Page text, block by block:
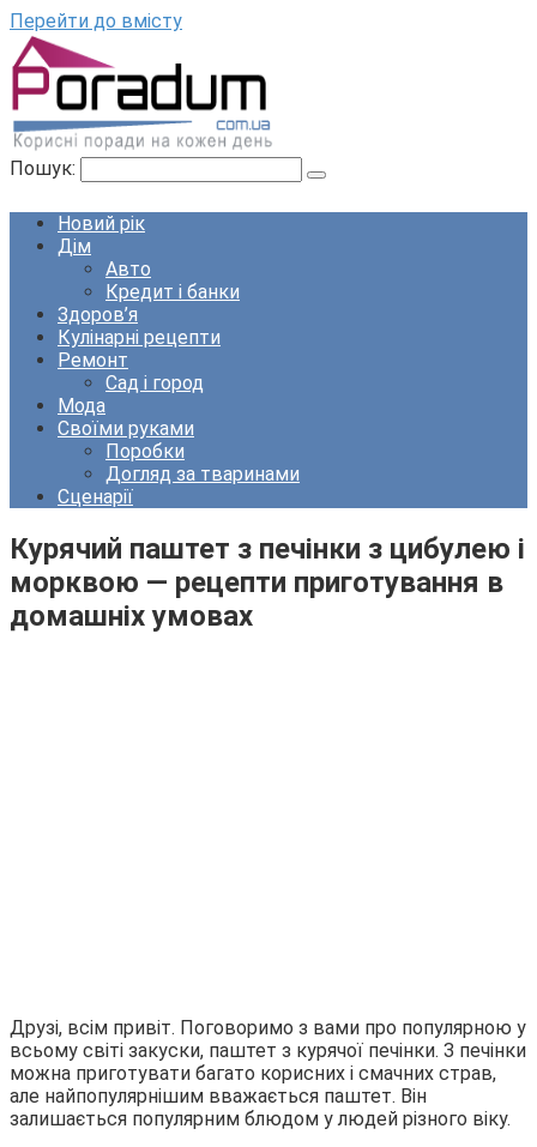
Перейти до вмісту
Пошук:
Новий рік
Дім
Авто
Кредит і банки
Здоров’я
Кулінарні рецепти
Ремонт
Сад і город
Мода
Своїми руками
Поробки
Догляд за тваринами
Сценарії
Курячий паштет з печінки з цибулею і
морквою — рецепти приготування в
домашніх умовах
Друзі, всім привіт. Поговоримо з вами про популярною у
всьому світі закуски, паштет з курячої печінки. З печінки
можна приготувати багато корисних і смачних страв,
але найпопулярнішим вважається паштет. Він
залишається популярним блюдом у людей різного віку.